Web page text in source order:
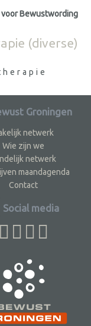
voor Bewustwording
(diverse)
Groningen
netwerk
Wie zijn we
netwerk
maandagenda
Contact
Social media